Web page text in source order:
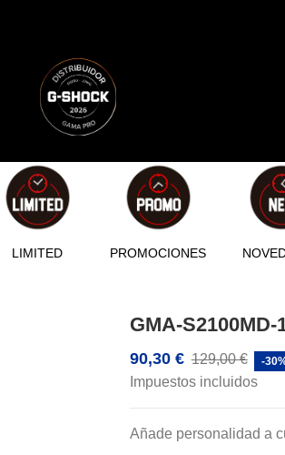
LIMITED PROMOCIONES
GMA-S2100MD-
90,30 € 129,00 € -
Impuestos incluidos
Añade personalidad a